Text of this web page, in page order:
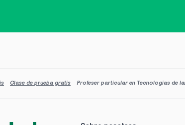
Clase de prueba gratis Profeser particular en Tecnologias de